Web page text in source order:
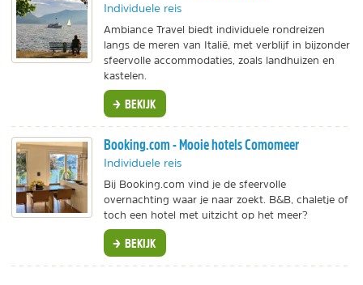
Individuele reis
Ambiance Travel biedt individuele rondreizen
langs de meren van Italië, met verblijf in bijzonder
sfeervolle accommodaties, zoals landhuizen en
kastelen.
BEKIJK
Booking.com - Mooie hotels Comomeer
Individuele reis
Bij Booking.com vind je de sfeervolle
overnachting waar je naar zoekt. B&B, chaletje of
toch een hotel met uitzicht op het meer?
BEKIJK